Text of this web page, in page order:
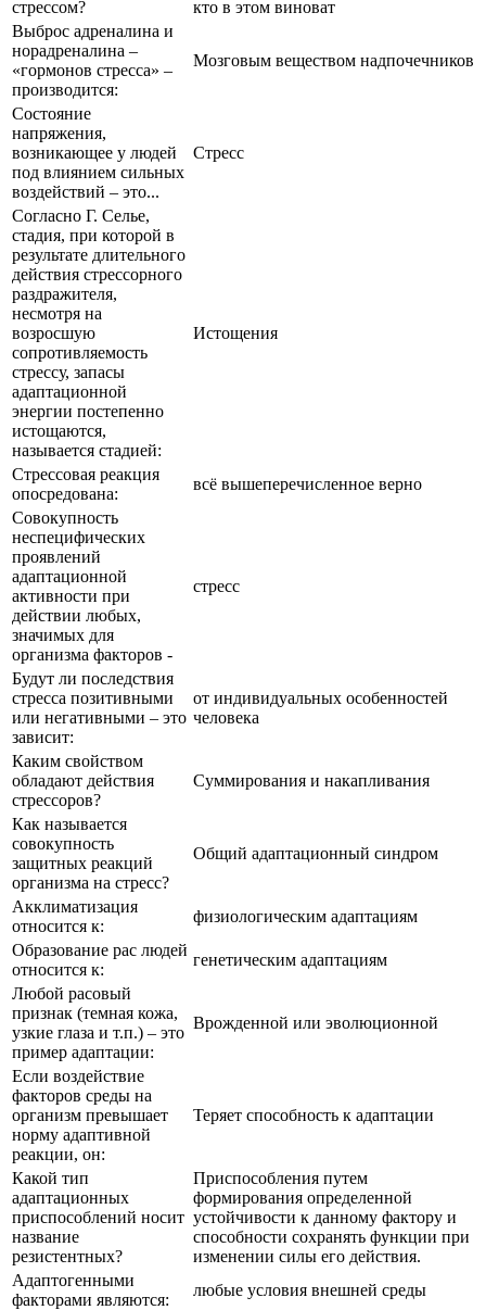
стрессом?
кто в этом виноват
Выброс адреналина и
норадреналина –
«гормонов стресса» –
производится:
Мозговым веществом надпочечников
Состояние
напряжения,
возникающее у людей
под влиянием сильных
воздействий – это...
Стресс
Согласно Г. Селье,
стадия, при которой в
результате длительного
действия стрессорного
раздражителя,
несмотря на
возросшую
сопротивляемость
стрессу, запасы
адаптационной
энергии постепенно
истощаются,
называется стадией:
Истощения
Стрессовая реакция
опосредована:
всё вышеперечисленное верно
Совокупность
неспецифических
проявлений
адаптационной
активности при
действии любых,
значимых для
организма факторов -
стресс
Будут ли последствия
стресса позитивными
или негативными – это
зависит:
от индивидуальных особенностей
человека
Каким свойством
обладают действия
стрессоров?
Суммирования и накапливания
Как называется
совокупность
защитных реакций
организма на стресс?
Общий адаптационный синдром
Акклиматизация
относится к:
физиологическим адаптациям
Образование рас людей
относится к:
генетическим адаптациям
Любой расовый
признак (темная кожа,
узкие глаза и т.п.) – это
пример адаптации:
Врожденной или эволюционной
Если воздействие
факторов среды на
организм превышает
норму адаптивной
реакции, он:
Теряет способность к адаптации
Какой тип
адаптационных
приспособлений носит
название
резистентных?
Приспособления путем
формирования определенной
устойчивости к данному фактору и
способности сохранять функции при
изменении силы его действия.
Адаптогенными
факторами являются:
любые условия внешней среды